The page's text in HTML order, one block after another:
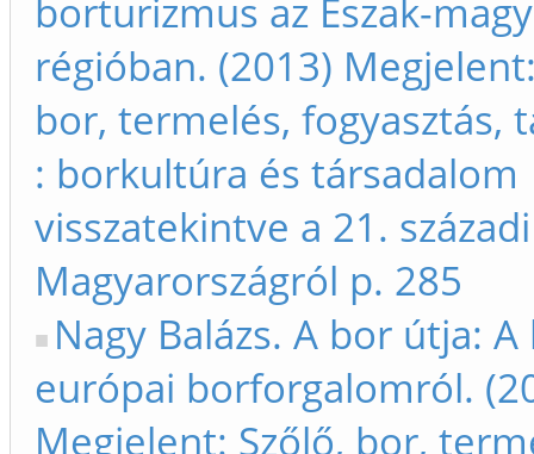
borturizmus az Észak-
régióban. (2013)
bor, termelés, fogyasztás,
: borkultúra és társadalom
visszatekintve a 21. századi
Magyarországról p. 285
Nagy Balázs. A bor útja:
európai borforgalomról.
Megjelent: Szőlő, bor,